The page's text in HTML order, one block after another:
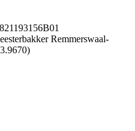
Remmerswaal-